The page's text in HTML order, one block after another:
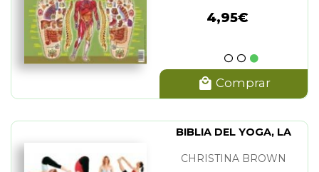
4,95€
Comprar
BIBLIA DEL YOGA, LA
CHRISTINA BROWN